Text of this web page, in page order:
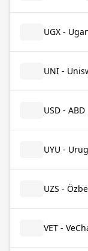
UGX -
UNI -
USD - ABD
UYU -
UZS -
VET -